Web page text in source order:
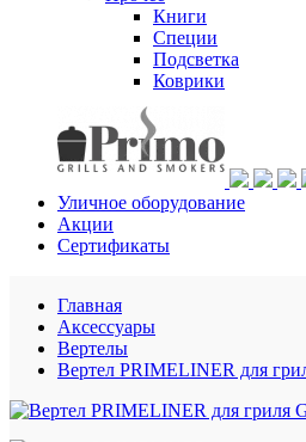
Книги
Специи
Подсветка
Коврики
Уличное оборудование
Акции
Сертификаты
Главная
Аксессуары
Вертелы
Вертел PRIMELINER для